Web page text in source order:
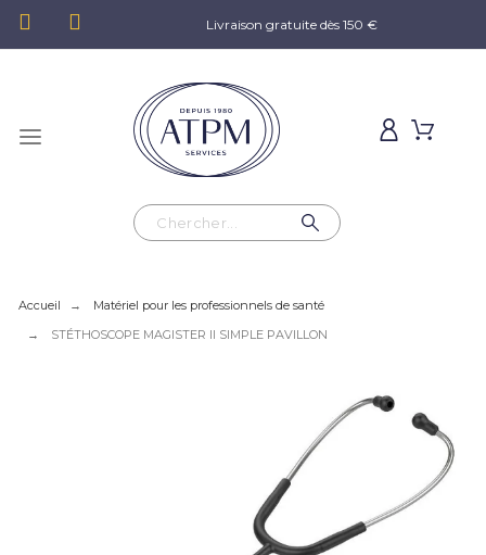
Livraison gratuite dès 150 €
Accueil
Matériel pour les professionnels de santé
STÉTHOSCOPE MAGISTER II SIMPLE PAVILLON